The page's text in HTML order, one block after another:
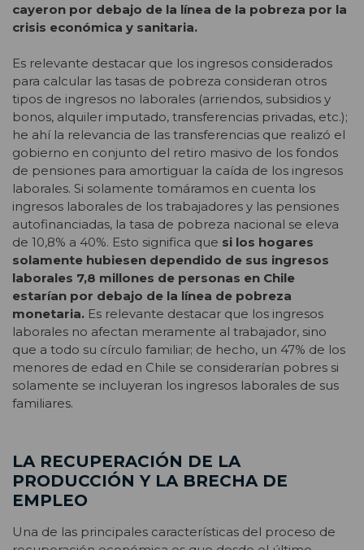
cayeron por debajo de la línea de la pobreza por la
crisis económica y sanitaria.
Es relevante destacar que los ingresos considerados
para calcular las tasas de pobreza consideran otros
tipos de ingresos no laborales (arriendos, subsidios y
bonos, alquiler imputado, transferencias privadas, etc.);
he ahí la relevancia de las transferencias que realizó el
gobierno en conjunto del retiro masivo de los fondos
de pensiones para amortiguar la caída de los ingresos
laborales. Si solamente tomáramos en cuenta los
ingresos laborales de los trabajadores y las pensiones
autofinanciadas, la tasa de pobreza nacional se eleva
de 10,8% a 40%. Esto significa que si los hogares
solamente hubiesen dependido de sus ingresos
laborales 7,8 millones de personas en Chile
estarían por debajo de la línea de pobreza
monetaria. Es relevante destacar que los ingresos
laborales no afectan meramente al trabajador, sino
que a todo su círculo familiar; de hecho, un 47% de los
menores de edad en Chile se considerarían pobres si
solamente se incluyeran los ingresos laborales de sus
familiares.
LA RECUPERACIÓN DE LA
PRODUCCIÓN Y LA BRECHA DE
EMPLEO
Una de las principales características del proceso de